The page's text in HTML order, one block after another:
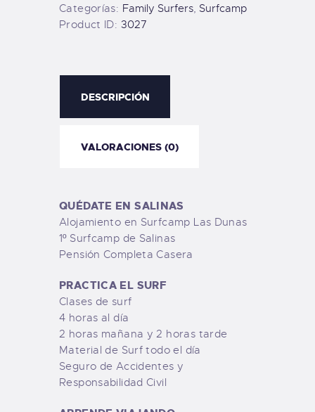
Categorías: Family Surfers, Surfcamp
Product ID: 3027
DESCRIPCIÓN
VALORACIONES (0)
QUÉDATE EN SALINAS
Alojamiento en Surfcamp Las Dunas
1º Surfcamp de Salinas
Pensión Completa Casera
PRACTICA EL SURF
Clases de surf
4 horas al día
2 horas mañana y 2 horas tarde
Material de Surf todo el día
Seguro de Accidentes y
Responsabilidad Civil